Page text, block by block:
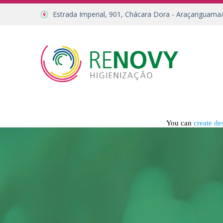
Estrada Imperial, 901, Chácara Dora -
You can create